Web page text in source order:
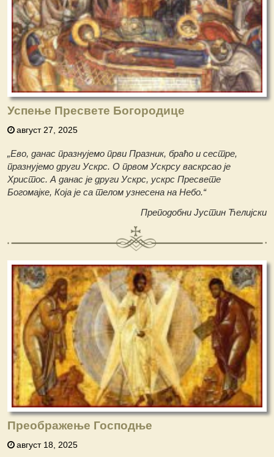
Успење Пресвете Богородице
август 27, 2025
„Ево, данас празнујемо први Празник, браћо и сестре,
празнујемо други Ускрс. О првом Ускрсу васкрсао је
Христос. А данас је други Ускрс, ускрс Пресвете
Богомајке, Која је са телом узнесена на Небо.“
Преподобни Јустин Ћелијски
Преображење Господње
август 18, 2025